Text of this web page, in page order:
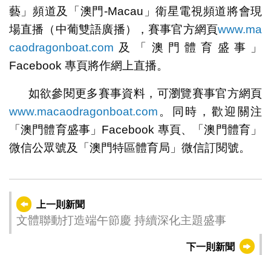
藝」頻道及「澳門-Macau」衛星電視頻道將會現
場直播（中葡雙語廣播），賽事官方網頁www.ma
caodragonboat.com 及「澳門體育盛事」
Facebook 專頁將作網上直播。
如欲參閱更多賽事資料，可瀏覽賽事官方網頁
www.macaodragonboat.com 。同時，歡迎關注
「澳門體育盛事」Facebook 專頁、「澳門體育」
微信公眾號及「澳門特區體育局」微信訂閱號。
上一則新聞
文體聯動打造端午節慶 持續深化主題盛事
下一則新聞